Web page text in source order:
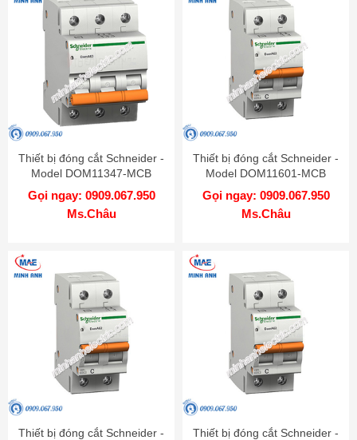
Thiết bị đóng cắt Schneider -
Model DOM11347-MCB
Gọi ngay: 0909.067.950
Ms.Châu
Thiết bị đóng cắt Schneider -
Model DOM11601-MCB
Gọi ngay: 0909.067.950
Ms.Châu
Thiết bị đóng cắt Schneider -
Thiết bị đóng cắt Schneider -